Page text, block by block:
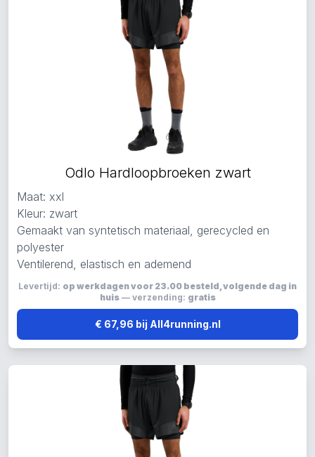
Odlo Hardloopbroeken zwart
Maat: xxl
Kleur: zwart
Gemaakt van syntetisch materiaal, gerecycled en
polyester
Ventilerend, elastisch en ademend
Levertijd: op werkdagen voor 23.00 besteld, volgende dag in
huis— verzending: gratis
€ 67,96 bij All4running.nl